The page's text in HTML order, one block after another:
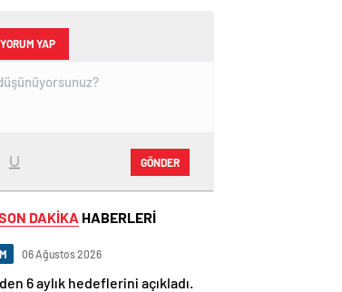
YAP
GÖNDER
DAKİKA HABERLERİ
06 Ağustos 2026
6 aylık hedeflerini açıkladı.